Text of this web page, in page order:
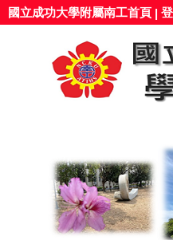
國立成功大學附屬南工首頁 |